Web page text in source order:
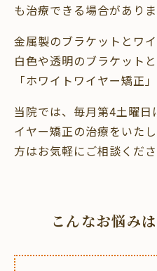
も治療できる場合がありま
金属製のブラケットとワ
白色や透明のブラケット
「ホワイトワイヤー矯正
当院では、毎月第4土曜日
イヤー矯正の治療をいた
方はお気軽にご相談くださ
こんなお悩み